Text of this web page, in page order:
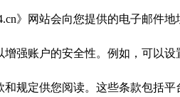
》网站会向您提供的电子邮件
强账户的安全性。例如，可以
规定供您阅读。这些条款包括